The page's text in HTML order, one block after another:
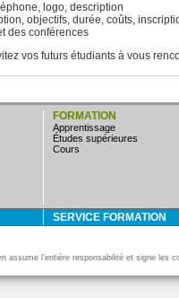
logo, description
objectifs, durée, coûts,
des conférences
vos futurs étudiants à vous
FORMATION
apprentissage
études supérieures
cours
SERVICE FORMATION
l’entière responsabilité et signe les